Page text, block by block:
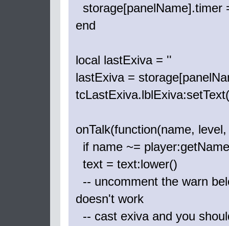
storage[panelName].timer
end
local lastExiva = ''
lastExiva =
onTalk(function(name,
if name ~=
text = text:lower()
-- uncomment the warn
doesn't work
-- cast exiva and you